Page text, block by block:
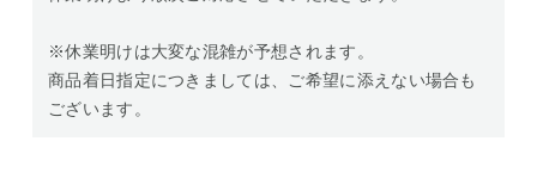
※休業明けは大変な混雑が予想されます。
商品着日指定につきましては、ご希望に添えない場合も
ございます。